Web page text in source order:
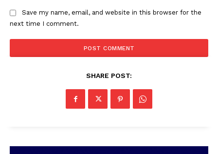
Save my name, email, and website in this browser for the
next time I comment.
SHARE POST: